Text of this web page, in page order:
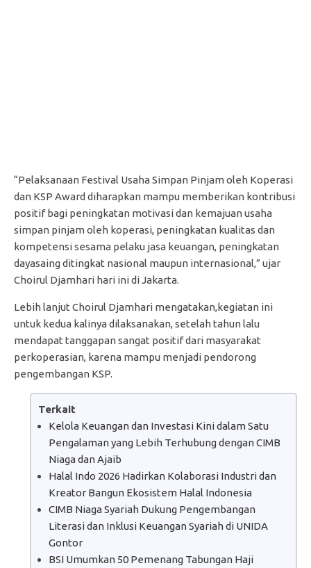
“Pelaksanaan Festival Usaha Simpan Pinjam oleh Koperasi
dan KSP Award diharapkan mampu memberikan kontribusi
positif bagi peningkatan motivasi dan kemajuan usaha
simpan pinjam oleh koperasi, peningkatan kualitas dan
kompetensi sesama pelaku jasa keuangan, peningkatan
dayasaing ditingkat nasional maupun internasional,” ujar
Choirul Djamhari hari ini di Jakarta.
Lebih lanjut Choirul Djamhari mengatakan,kegiatan ini
untuk kedua kalinya dilaksanakan, setelah tahun lalu
mendapat tanggapan sangat positif dari masyarakat
perkoperasian, karena mampu menjadi pendorong
pengembangan KSP.
Terkait
Kelola Keuangan dan Investasi Kini dalam Satu
Pengalaman yang Lebih Terhubung dengan CIMB
Niaga dan Ajaib
Halal Indo 2026 Hadirkan Kolaborasi Industri dan
Kreator Bangun Ekosistem Halal Indonesia
CIMB Niaga Syariah Dukung Pengembangan
Literasi dan Inklusi Keuangan Syariah di UNIDA
Gontor
BSI Umumkan 50 Pemenang Tabungan Haji